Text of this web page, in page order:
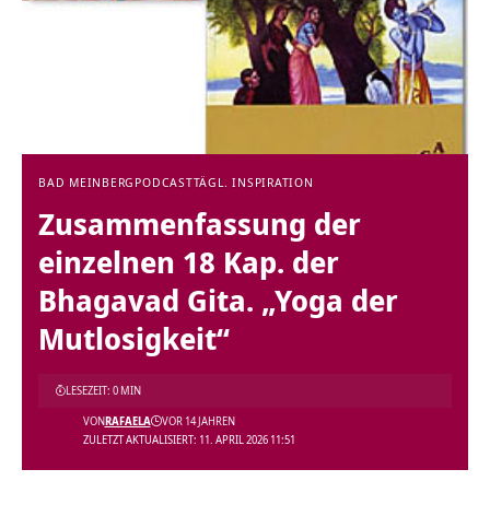
BAD MEINBERG PODCASTTÄGL. INSPIRATION
Zusammenfassung der
einzelnen 18 Kap. der
Bhagavad Gita. „Yoga der
Mutlosigkeit“
ZULETZT AKTUALISIERT: 11. APRIL 2026 11:51
VONRAFAELA VOR 14 JAHREN
LESEZEIT: 0 MIN